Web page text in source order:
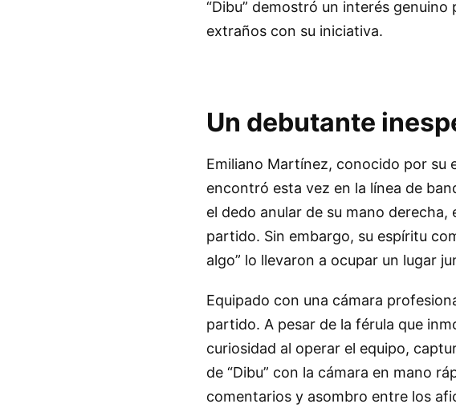
“Dibu” demostró un interés
extraños con su iniciativa.
Un debutante
Emiliano Martínez, conocido por su
encontró esta vez en la línea de
el dedo anular de su mano
partido. Sin embargo, su espíritu
algo” lo llevaron a ocupar un lugar
Equipado con una cámara
partido. A pesar de la férula que
curiosidad al operar el equipo,
de “Dibu” con la cámara en mano
comentarios y asombro entre los